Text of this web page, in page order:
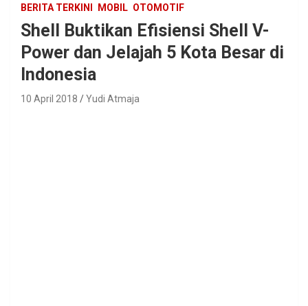
BERITA TERKINI MOBIL OTOMOTIF
Shell Buktikan Efisiensi Shell V-
Power dan Jelajah 5 Kota Besar di
Indonesia
10 April 2018 Yudi Atmaja